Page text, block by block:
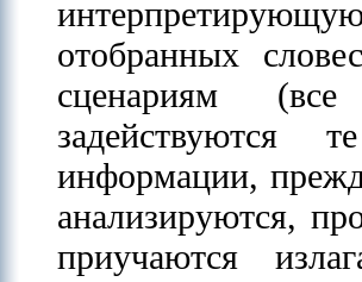
отобранных
сценариям
задействуются
информации,
анализируются,
приучаются